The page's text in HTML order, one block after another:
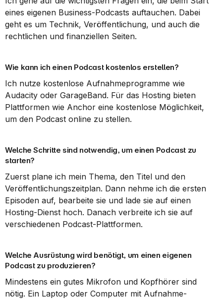
eines eigenen Business-Podcasts auftauchen. Dabei
geht es um Technik, Veröffentlichung, und auch die
rechtlichen und finanziellen Seiten.
Wie kann ich einen Podcast kostenlos erstellen?
Ich nutze kostenlose Aufnahmeprogramme wie
Audacity oder GarageBand. Für das Hosting bieten
Plattformen wie Anchor eine kostenlose Möglichkeit,
um den Podcast online zu stellen.
Welche Schritte sind notwendig, um einen Podcast zu
starten?
Zuerst plane ich mein Thema, den Titel und den
Veröffentlichungszeitplan. Dann nehme ich die ersten
Episoden auf, bearbeite sie und lade sie auf einen
Hosting-Dienst hoch. Danach verbreite ich sie auf
verschiedenen Podcast-Plattformen.
Welche Ausrüstung wird benötigt, um einen eigenen
Podcast zu produzieren?
Mindestens ein gutes Mikrofon und Kopfhörer sind
nötig. Ein Laptop oder Computer mit Aufnahme-